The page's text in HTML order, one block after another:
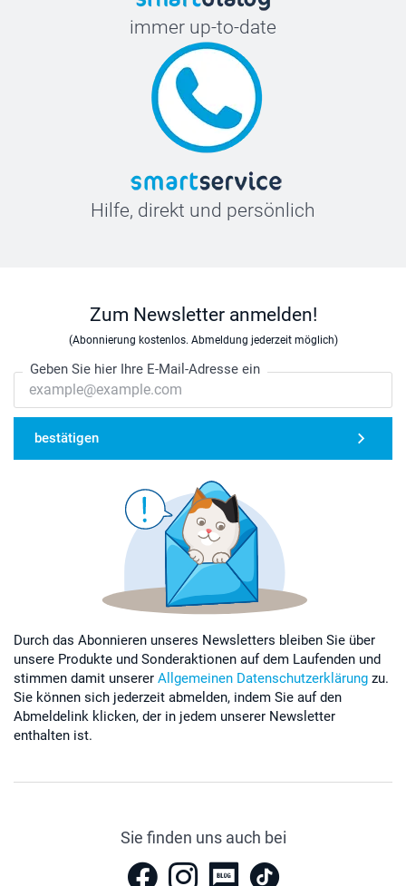
immer up-to-date
Hilfe, direkt und persönlich
Zum Newsletter anmelden!
(Abonnierung kostenlos. Abmeldung jederzeit möglich)
Geben Sie hier Ihre E-Mail-Adresse ein
bestätigen
Durch das Abonnieren unseres Newsletters bleiben Sie über
unsere Produkte und Sonderaktionen auf dem Laufenden und
stimmen damit unserer Allgemeinen Datenschutzerklärung zu.
Sie können sich jederzeit abmelden, indem Sie auf den
Abmeldelink klicken, der in jedem unserer Newsletter
enthalten ist.
Sie finden uns auch bei